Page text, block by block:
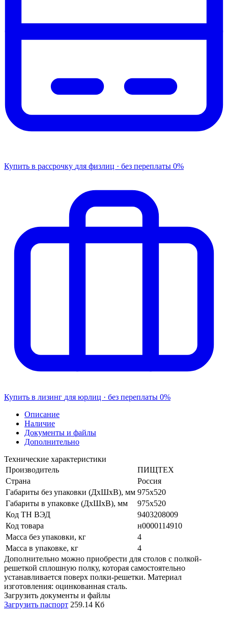
Купить в рассрочку для физлиц · без переплаты 0%
Купить в лизинг для юрлиц · без переплаты 0%
Описание
Наличие
Документы и файлы
Дополнительно
Технические характеристики
Производитель
ПИЩТЕХ
Страна
Россия
Габариты без упаковки (ДхШхВ), мм 975х520
Габариты в упаковке (ДхШхВ), мм
975х520
Код ТН ВЭД
9403208009
Код товара
н0000114910
Масса без упаковки, кг
4
Масса в упаковке, кг
4
Дополнительно можно приобрести для столов с полкой-
решеткой сплошную полку, которая самостоятельно
устанавливается поверх полки-решетки. Материал
изготовления: оцинкованная сталь.
Загрузить документы и файлы
Загрузить паспорт 259.14 Кб